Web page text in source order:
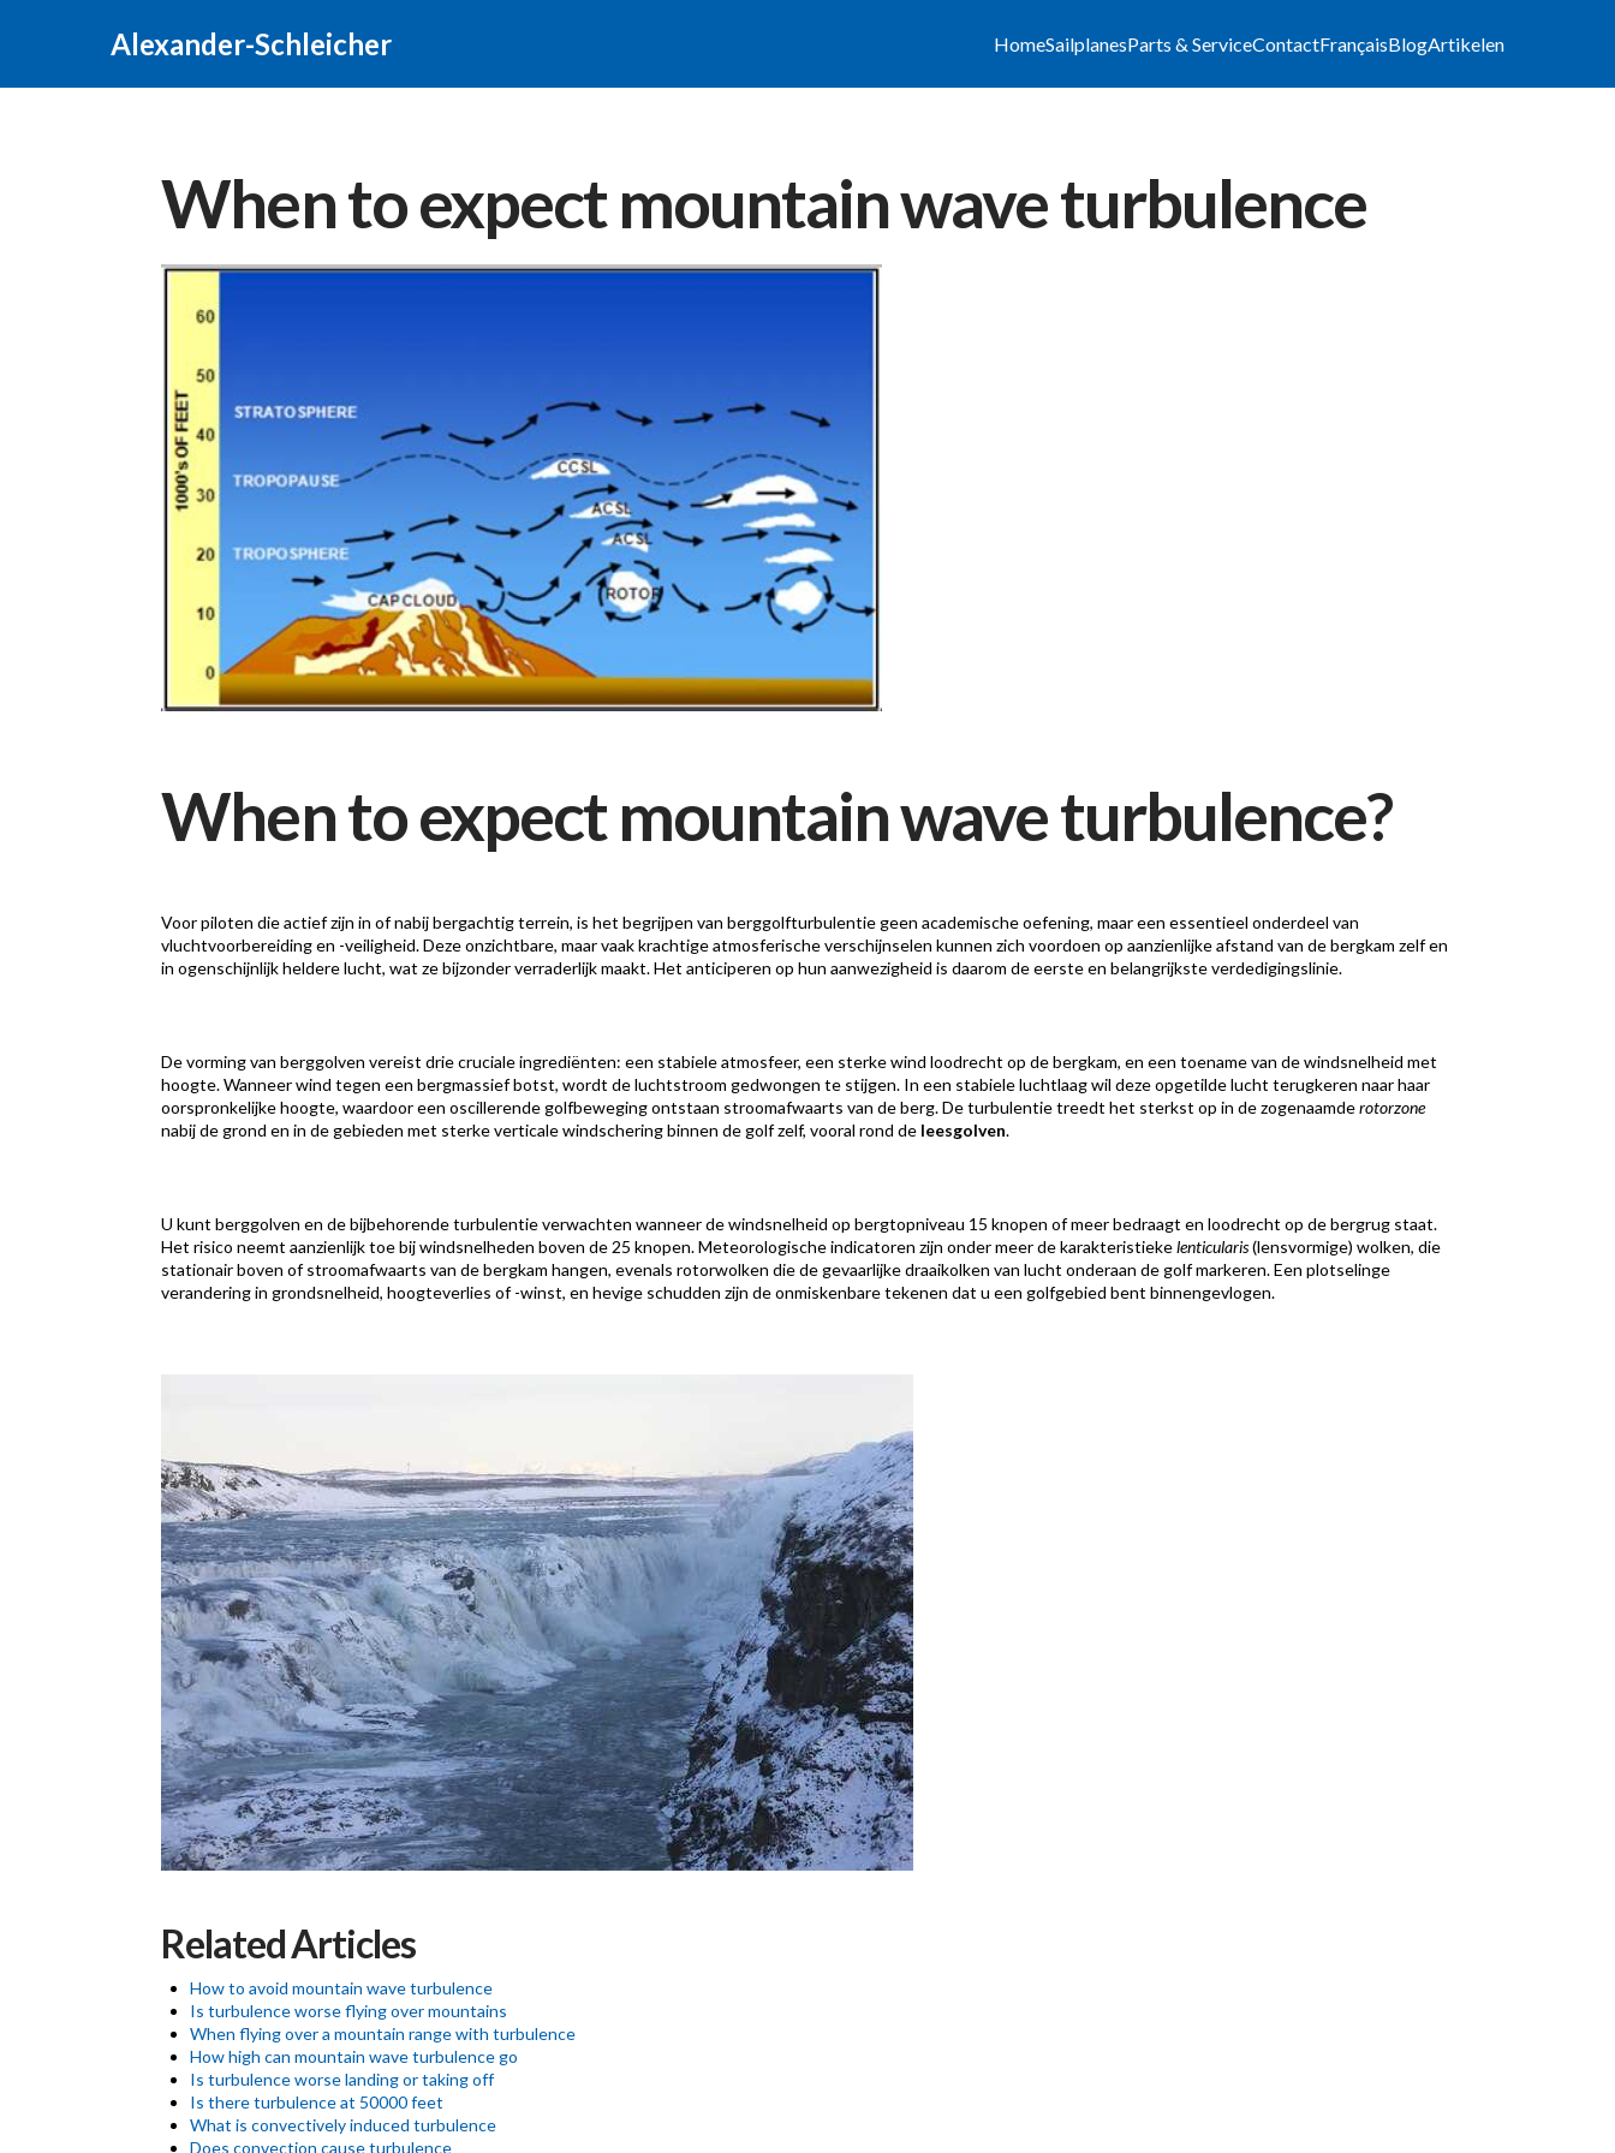
Alexander-Schleicher HomeSailplanesParts & ServiceContactFrançaisBlogArtikelen
When to expect mountain wave turbulence
When to expect mountain wave turbulence?
Voor piloten die actief zijn in of nabij bergachtig terrein, is het begrijpen van berggolfturbulentie geen academische oefening, maar een essentieel onderdeel van
vluchtvoorbereiding en -veiligheid. Deze onzichtbare, maar vaak krachtige atmosferische verschijnselen kunnen zich voordoen op aanzienlijke afstand van de bergkam zelf en
in ogenschijnlijk heldere lucht, wat ze bijzonder verraderlijk maakt. Het anticiperen op hun aanwezigheid is daarom de eerste en belangrijkste verdedigingslinie.
De vorming van berggolven vereist drie cruciale ingrediënten: een stabiele atmosfeer, een sterke wind loodrecht op de bergkam, en een toename van de windsnelheid met
hoogte. Wanneer wind tegen een bergmassief botst, wordt de luchtstroom gedwongen te stijgen. In een stabiele luchtlaag wil deze opgetilde lucht terugkeren naar haar
oorspronkelijke hoogte, waardoor een oscillerende golfbeweging ontstaan stroomafwaarts van de berg. De turbulentie treedt het sterkst op in de zogenaamderotorzone
nabij de grond en in de gebieden met sterke verticale windschering binnen de golf zelf, vooral rond de leesgolven.
U kunt berggolven en de bijbehorende turbulentie verwachten wanneer de windsnelheid op bergtopniveau 15 knopen of meer bedraagt en loodrecht op de bergrug staat.
Het risico neemt aanzienlijk toe bij windsnelheden boven de 25 knopen. Meteorologische indicatoren zijn onder meer de karakteristiekelenticularis(lensvormige) wolken, die
stationair boven of stroomafwaarts van de bergkam hangen, evenals rotorwolken die de gevaarlijke draaikolken van lucht onderaan de golf markeren. Een plotselinge
verandering in grondsnelheid, hoogteverlies of -winst, en hevige schudden zijn de onmiskenbare tekenen dat u een golfgebied bent binnengevlogen.
Related Articles
How to avoid mountain wave turbulence
Is turbulence worse flying over mountains
When flying over a mountain range with turbulence
How high can mountain wave turbulence go
Is turbulence worse landing or taking off
Is there turbulence at 50000 feet
What is convectively induced turbulence
Does convection cause turbulence